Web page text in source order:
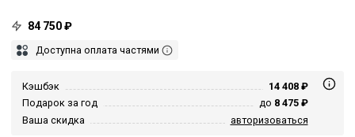
84 750 ₽
Доступна оплата частями
Кэшбэк
14 408 ₽
Подарок за год
до 8 475 ₽
Ваша скидка
авторизоваться